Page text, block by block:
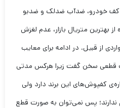
کف خودرو، ضدآب ضدلک و ضدبو
بهترین متریال بازار، عدم لغزش
از قبیل. در ادامه برای معایب
سخن گفت زیرا هرکس مدتی
کفپوش‌های این برند دارد ولی
ندارند؛ پس نمی‌توان به صورت قطع